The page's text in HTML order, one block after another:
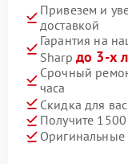
Привезем и
доставкой
Гарантия на
Sharp до 3-х
Срочный
часа
Скидка для
Получите